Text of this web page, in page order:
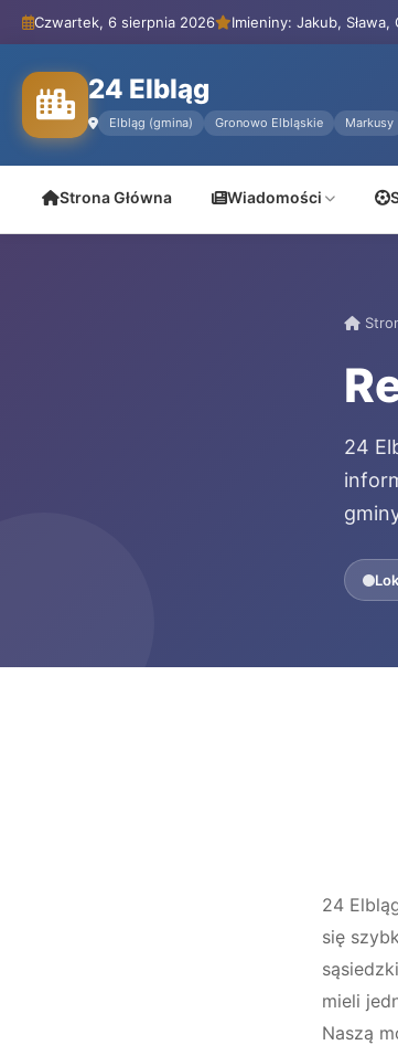
Czwartek, 6 sierpnia 2026 Imieniny: Jakub, Sława,
24 Elbląg
Elbląg (gmina) Gronowo Elbląskie Markusy
Strona Główna Wiadomości
24
24
się
mieli
Naszą